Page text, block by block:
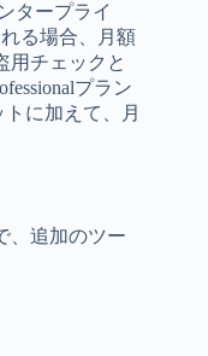
タープライ
る場合、月額
用チェックと
プラン
に加えて、月
、追加のツー